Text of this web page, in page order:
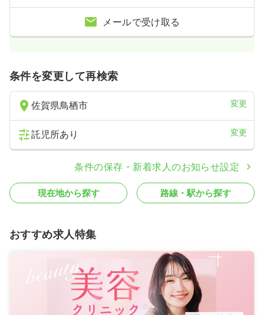
メールで受け取る
条件を変更して再検索
佐賀県鳥栖市 変更
託児所あり 変更
条件の保存・新着求人のお知らせ設定
現在地から探す 路線・駅から探す
おすすめ求人特集